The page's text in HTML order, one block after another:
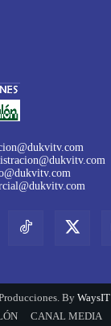
ByWaysIT
CANAL MEDIA